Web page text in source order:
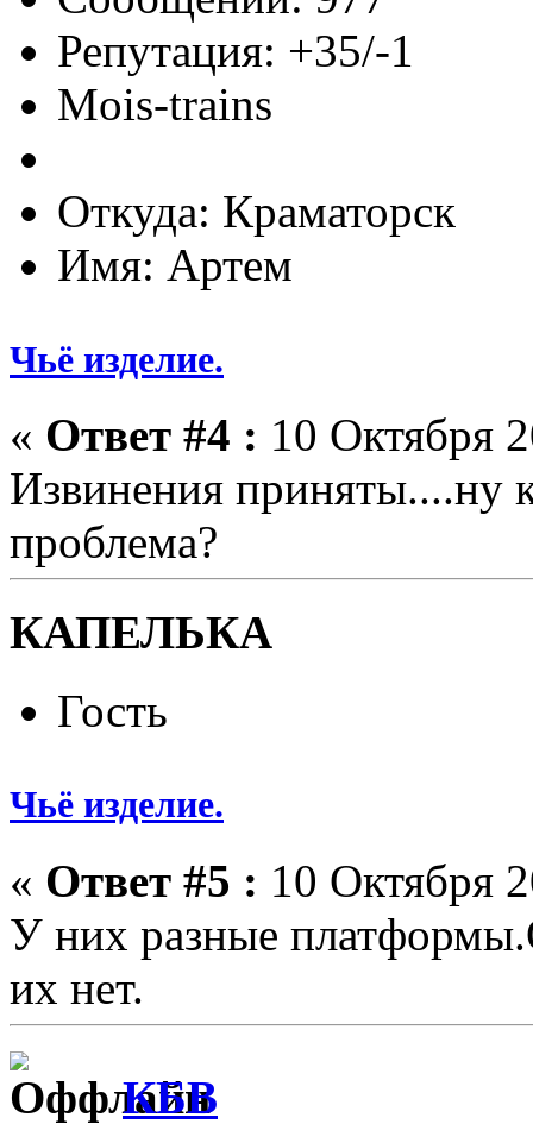
Репутация: +35/-1
Mois-trains
Откуда: Краматорск
Имя: Артем
Чьё изделие.
« Ответ #4 : 10 Октября
Извинения приняты....ну
проблема?
КАПЕЛЬКА
Гость
Чьё изделие.
« Ответ #5 : 10 Октября
У них разные
их нет.
КБВ